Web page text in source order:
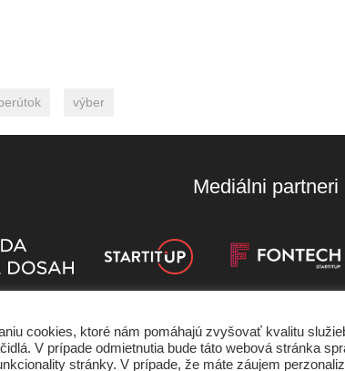
výber
Mediálni
Inzercia Podmienky používania Ochrana súkromia
Štatút
cookies, ktoré nám pomáhajú zvyšovať kvalitu
V prípade odmietnutia bude táto webová stránka
stránky. V prípade, že máte záujem